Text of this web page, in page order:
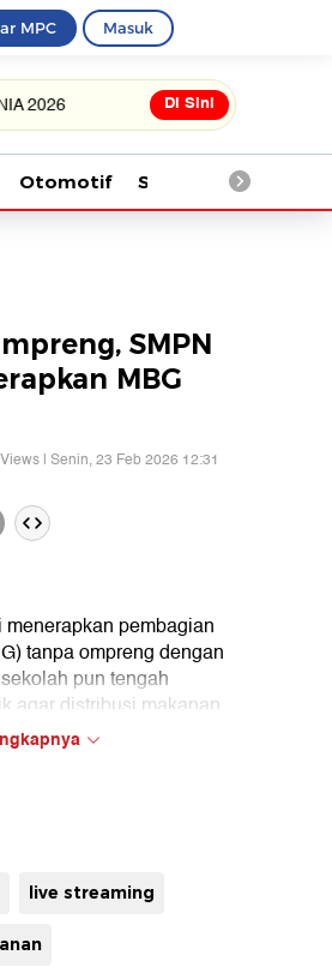
MPC Masuk
Di Sini
Otomotif Saintek
SMPN
MBG
| Senin, 23 Feb 2026 12:31
pembagian
tanpa ompreng dengan
pun tengah
agar distribusi makanan
kebutuhan siswa.
hanya di detikPagi!
live streaming